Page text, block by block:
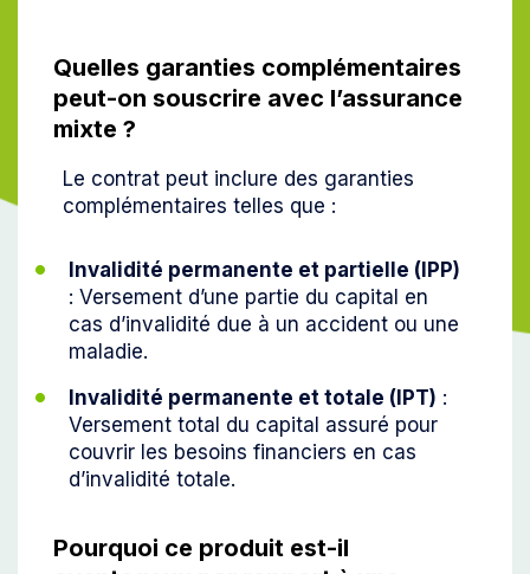
Quelles garanties complémentaires
peut-on souscrire avec l’assurance
mixte ?
Le contrat peut inclure des garanties
complémentaires telles que :
Invalidité permanente et partielle (IPP)
: Versement d’une partie du capital en
cas d’invalidité due à un accident ou une
maladie.
Invalidité permanente et totale (IPT) :
Versement total du capital assuré pour
couvrir les besoins financiers en cas
d’invalidité totale.
Pourquoi ce produit est-il